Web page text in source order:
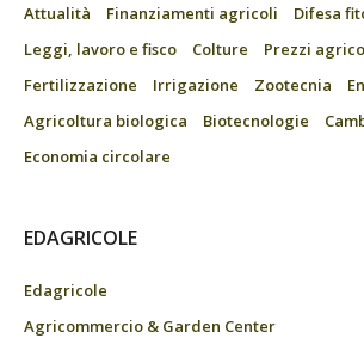
Attualità Finanziamenti agricoli
Difesa
Leggi, lavoro e fisco
Colture
Prezzi
Fertilizzazione
Irrigazione Zootecnia
Agricoltura biologica
Biotecnologie
Economia circolare
EDAGRICOLE
Edagricole
Agricommercio & Garden Center